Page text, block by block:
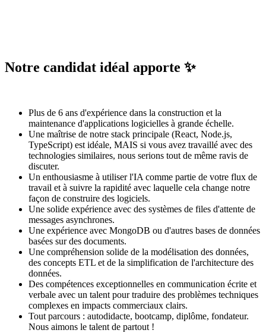
Notre candidat idéal apporte ✨
Plus de 6 ans d'expérience dans la construction et la
maintenance d'applications logicielles à grande échelle.
Une maîtrise de notre stack principale (React, Node.js,
TypeScript) est idéale, MAIS si vous avez travaillé avec des
technologies similaires, nous serions tout de même ravis de
discuter.
Un enthousiasme à utiliser l'IA comme partie de votre flux de
travail et à suivre la rapidité avec laquelle cela change notre
façon de construire des logiciels.
Une solide expérience avec des systèmes de files d'attente de
messages asynchrones.
Une expérience avec MongoDB ou d'autres bases de données
basées sur des documents.
Une compréhension solide de la modélisation des données,
des concepts ETL et de la simplification de l'architecture des
données.
Des compétences exceptionnelles en communication écrite et
verbale avec un talent pour traduire des problèmes techniques
complexes en impacts commerciaux clairs.
Tout parcours : autodidacte, bootcamp, diplôme, fondateur.
Nous aimons le talent de partout !